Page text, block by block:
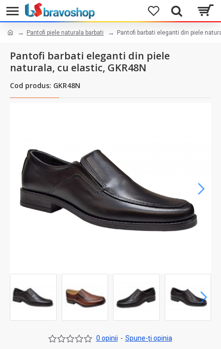
Pantofi piele naturala barbati Pantofi barbati eleganti din piele
Pantofi barbati eleganti din piele
naturala, cu elastic, GKR48N
Cod produs: GKR48N
0 opinii - Spune-ţi opinia